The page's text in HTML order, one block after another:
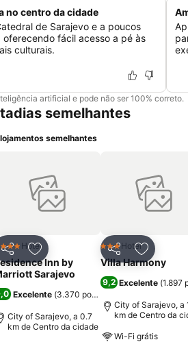
no centro da cidade
de Sarajevo e a poucos
oferecendo fácil acesso a pé às
culturais.
artificial e pode não ser 100% correto.
semelhantes
semelhantes
PartilharAdicionar aos favoritos
Hotel
Inn by
Sarajevo
Excelente (3.370 pontuações
City of Sarajevo, a 0.7
km de Centro da cidade
Partilhar
3 Estrelas
Hotel
Villa Harmony
9,2 Excelente (1.897
City of Sarajevo, a
km de Centro da
Wi-Fi grátis